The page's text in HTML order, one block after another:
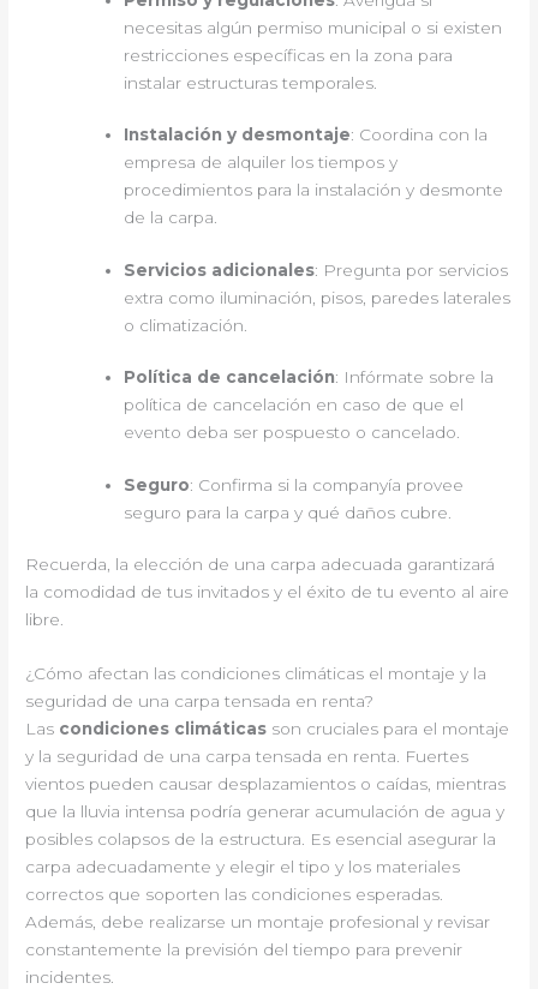
necesitas algún permiso municipal o si existen
restricciones específicas en la zona para
instalar estructuras temporales.
Instalación y desmontaje: Coordina con la
empresa de alquiler los tiempos y
procedimientos para la instalación y desmonte
de la carpa.
Servicios adicionales: Pregunta por servicios
extra como iluminación, pisos, paredes laterales
o climatización.
Política de cancelación: Infórmate sobre la
política de cancelación en caso de que el
evento deba ser pospuesto o cancelado.
Seguro: Confirma si la companyía provee
seguro para la carpa y qué daños cubre.
Recuerda, la elección de una carpa adecuada garantizará
la comodidad de tus invitados y el éxito de tu evento al aire
libre.
¿Cómo afectan las condiciones climáticas el montaje y la
seguridad de una carpa tensada en renta?
Las condiciones climáticas son cruciales para el montaje
y la seguridad de una carpa tensada en renta. Fuertes
vientos pueden causar desplazamientos o caídas, mientras
que la lluvia intensa podría generar acumulación de agua y
posibles colapsos de la estructura. Es esencial asegurar la
carpa adecuadamente y elegir el tipo y los materiales
correctos que soporten las condiciones esperadas.
Además, debe realizarse un montaje profesional y revisar
constantemente la previsión del tiempo para prevenir
incidentes.